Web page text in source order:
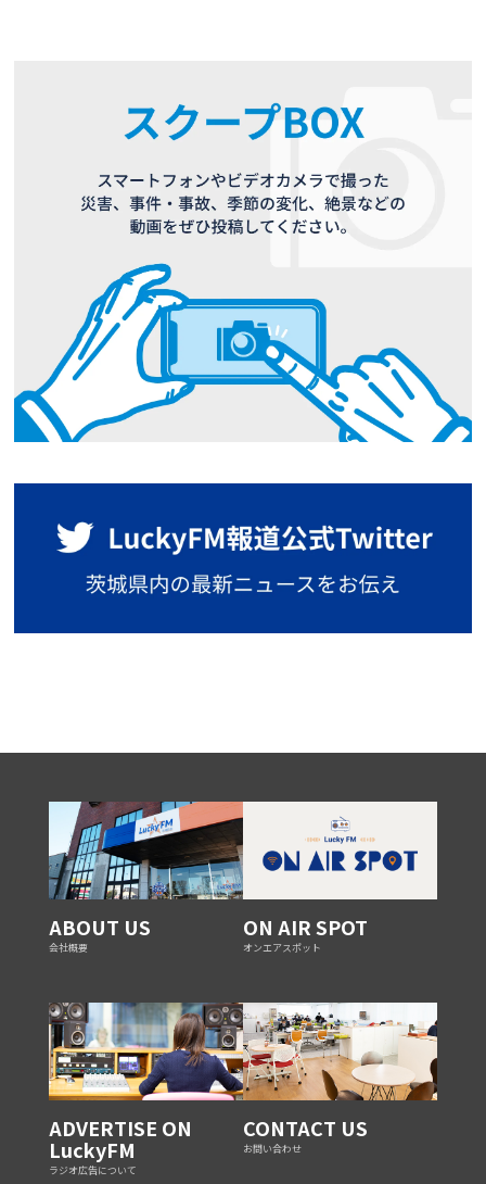
ABOUT US
会社概要
ON AIR SPOT
オンエアスポット
ADVERTISE ON
LuckyFM
ラジオ広告について
CONTACT US
お問い合わせ